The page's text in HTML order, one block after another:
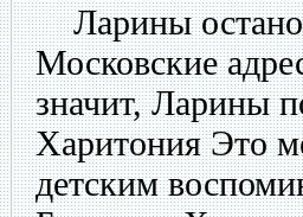
Ларины
Московские
значит, Ларины
Харитония Это
детским